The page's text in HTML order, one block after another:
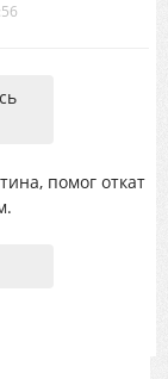
помог откат